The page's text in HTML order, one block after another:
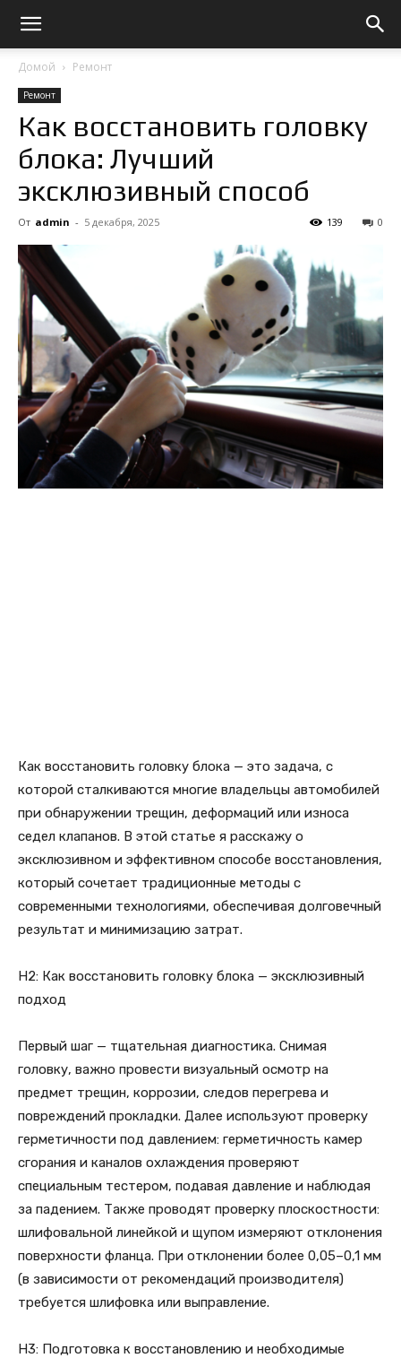
Домой Ремонт
Ремонт
Как восстановить головку
блока: Лучший
эксклюзивный способ
От admin - 5 декабря, 2025 0
139
Как восстановить головку блока — это задача, с
которой сталкиваются многие владельцы автомобилей
при обнаружении трещин, деформаций или износа
седел клапанов. В этой статье я расскажу о
эксклюзивном и эффективном способе восстановления,
который сочетает традиционные методы с
современными технологиями, обеспечивая долговечный
результат и минимизацию затрат.
H2: Как восстановить головку блока — эксклюзивный
подход
Первый шаг — тщательная диагностика. Снимая
головку, важно провести визуальный осмотр на
предмет трещин, коррозии, следов перегрева и
повреждений прокладки. Далее используют проверку
герметичности под давлением: герметичность камер
сгорания и каналов охлаждения проверяют
специальным тестером, подавая давление и наблюдая
за падением. Также проводят проверку плоскостности:
шлифовальной линейкой и щупом измеряют отклонения
поверхности фланца. При отклонении более 0,05–0,1 мм
(в зависимости от рекомендаций производителя)
требуется шлифовка или выправление.
H3: Подготовка к восстановлению и необходимые